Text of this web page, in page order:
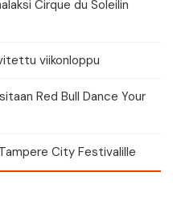
Cirque du Soleilin
viikonloppu
Red Bull Dance Your
City Festivalille